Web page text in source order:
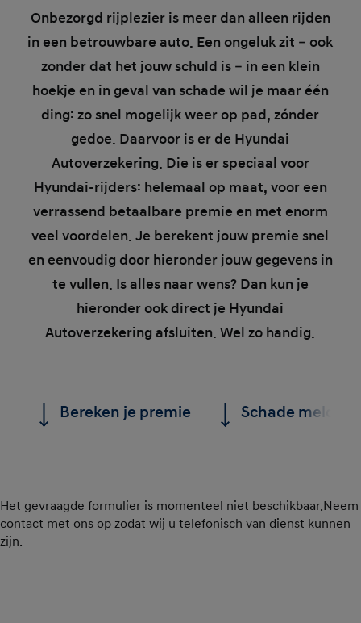
Onbezorgd rijplezier is meer dan alleen rijden
in een betrouwbare auto. Een ongeluk zit – ook
zonder dat het jouw schuld is – in een klein
hoekje en in geval van schade wil je maar één
ding: zo snel mogelijk weer op pad, zónder
gedoe. Daarvoor is er de Hyundai
Autoverzekering. Die is er speciaal voor
Hyundai-rijders: helemaal op maat, voor een
verrassend betaalbare premie en met enorm
veel voordelen. Je berekent jouw premie snel
en eenvoudig door hieronder jouw gegevens in
te vullen. Is alles naar wens? Dan kun je
hieronder ook direct je Hyundai
Autoverzekering afsluiten. Wel zo handig.
Bereken je premie Schade melden?
Het gevraagde formulier is momenteel niet beschikbaar.Neem
contact met ons op zodat wij u telefonisch van dienst kunnen
zijn.